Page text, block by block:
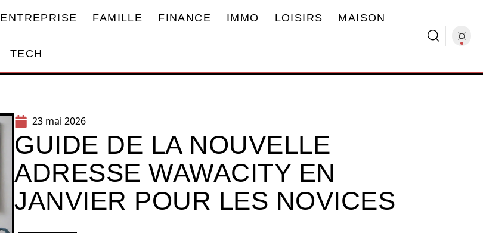
ENTREPRISE FAMILLE FINANCE IMMO LOISIRS MAISON
TECH
23 mai 2026
GUIDE DE LA NOUVELLE
ADRESSE WAWACITY EN
JANVIER POUR LES NOVICES